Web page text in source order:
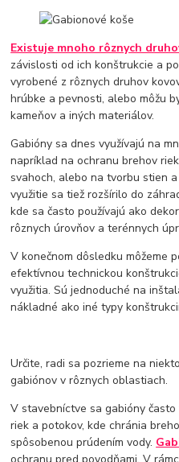
Existuje mnoho rôznych
závislosti od ich konštrukcie a
vyrobené z rôznych druhov
hrúbke a pevnosti, alebo môžu
kameňov a iných materiálov.
Gabióny sa dnes využívajú na
napríklad na ochranu brehov
svahoch, alebo na tvorbu stien
využitie sa tiež rozšírilo do
kde sa často používajú ako
rôznych úrovňov a terénnych
V konečnom dôsledku môžeme
efektívnou technickou
využitia. Sú jednoduché na
nákladné ako iné typy
Určite, radi sa pozrieme na
gabiónov v rôznych oblastiach.
V stavebníctve sa gabióny
riek a potokov, kde chránia
spôsobenou prúdením vody.